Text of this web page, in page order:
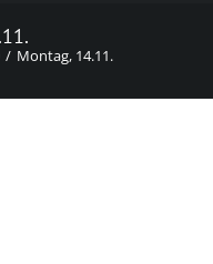
Montag, 14.11.